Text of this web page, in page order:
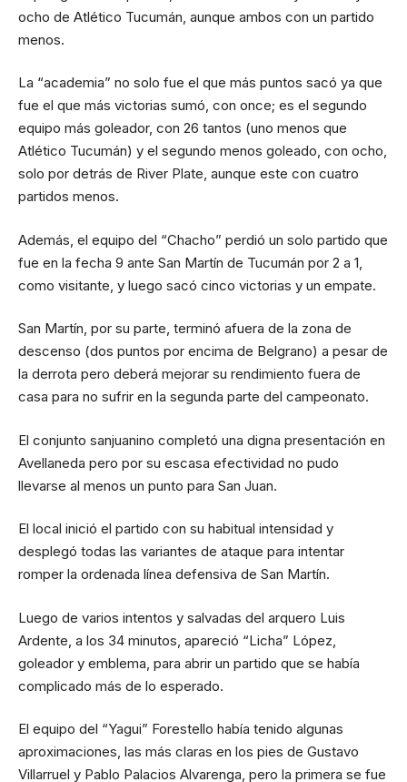
ocho de Atlético Tucumán, aunque ambos con un partido
menos.
La “academia” no solo fue el que más puntos sacó ya que
fue el que más victorias sumó, con once; es el segundo
equipo más goleador, con 26 tantos (uno menos que
Atlético Tucumán) y el segundo menos goleado, con ocho,
solo por detrás de River Plate, aunque este con cuatro
partidos menos.
Además, el equipo del “Chacho” perdió un solo partido que
fue en la fecha 9 ante San Martín de Tucumán por 2 a 1,
como visitante, y luego sacó cinco victorias y un empate.
San Martín, por su parte, terminó afuera de la zona de
descenso (dos puntos por encima de Belgrano) a pesar de
la derrota pero deberá mejorar su rendimiento fuera de
casa para no sufrir en la segunda parte del campeonato.
El conjunto sanjuanino completó una digna presentación en
Avellaneda pero por su escasa efectividad no pudo
llevarse al menos un punto para San Juan.
El local inició el partido con su habitual intensidad y
desplegó todas las variantes de ataque para intentar
romper la ordenada línea defensiva de San Martín.
Luego de varios intentos y salvadas del arquero Luis
Ardente, a los 34 minutos, apareció “Licha” López,
goleador y emblema, para abrir un partido que se había
complicado más de lo esperado.
El equipo del “Yagui” Forestello había tenido algunas
aproximaciones, las más claras en los pies de Gustavo
Villarruel y Pablo Palacios Alvarenga, pero la primera se fue